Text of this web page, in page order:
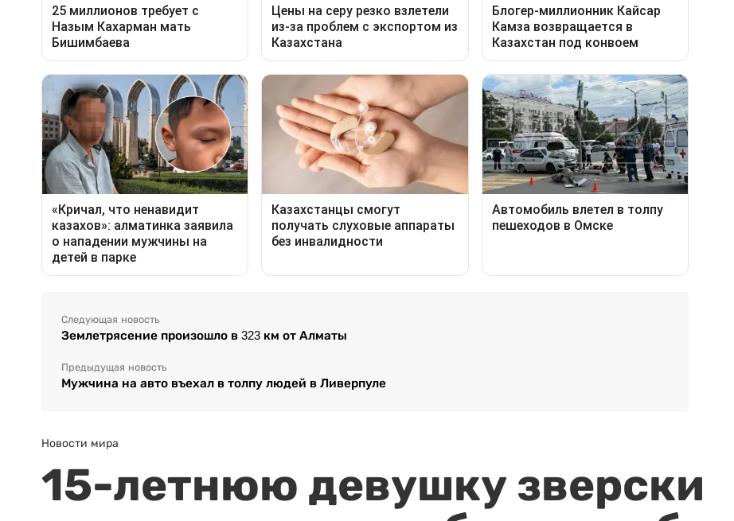
Следующая новость
Землетрясение произошло в 323 км от Алматы
Предыдущая новость
Мужчина на авто въехал в толпу людей в Ливерпуле
Новости мира
15-летнюю девушку зверски